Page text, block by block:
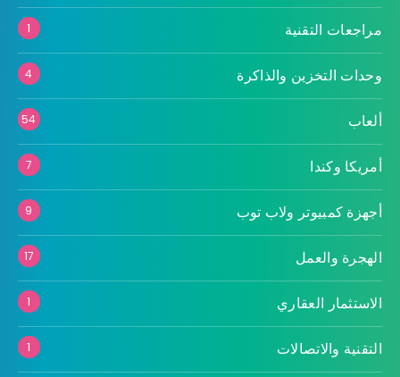
مراجعات التقنية 1
وحدات التخزين والذاكرة 4
ألعاب 54
أمريكا وكندا 7
أجهزة كمبيوتر ولاب توب 9
الهجرة والعمل 17
الاستثمار العقاري 1
التقنية والاتصالات 1